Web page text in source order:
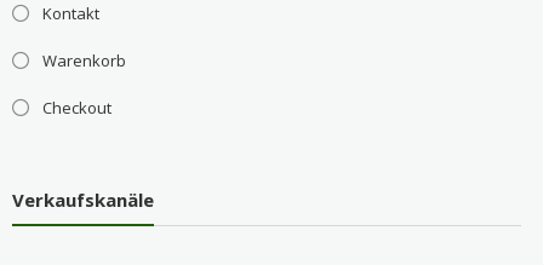
Kontakt
Warenkorb
Checkout
Verkaufskanäle